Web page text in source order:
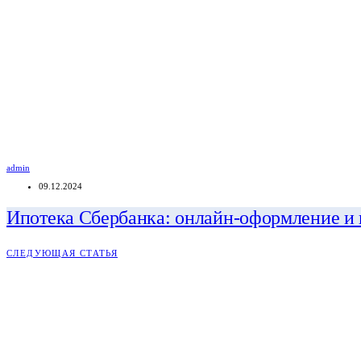
admin
09.12.2024
Ипотека Сбербанка: онлайн-оформление и
СЛЕДУЮЩАЯ СТАТЬЯ